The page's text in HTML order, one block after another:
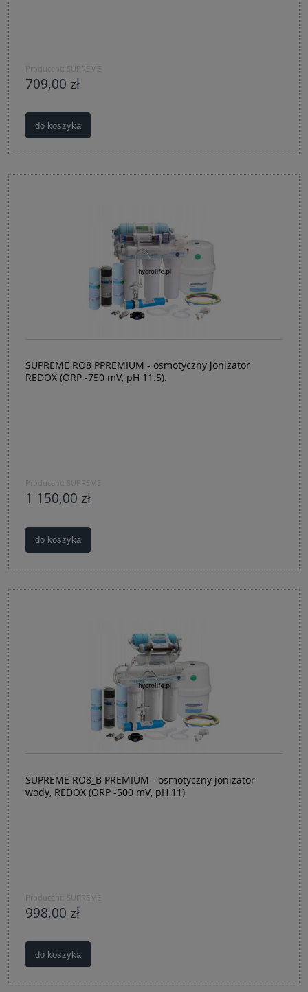
Producent: SUPREME
709,00 zł
do koszyka
SUPREME RO8 PPREMIUM - osmotyczny jonizator
REDOX (ORP -750 mV, pH 11.5).
Producent: SUPREME
1 150,00 zł
do koszyka
SUPREME RO8_B PREMIUM - osmotyczny jonizator
wody, REDOX (ORP -500 mV, pH 11)
Producent: SUPREME
998,00 zł
do koszyka